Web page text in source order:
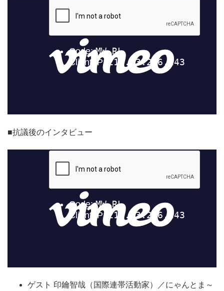
■抗議後のインタビュー
ゲスト 印鑰智哉（国際連帯活動家）／にゃんとま～